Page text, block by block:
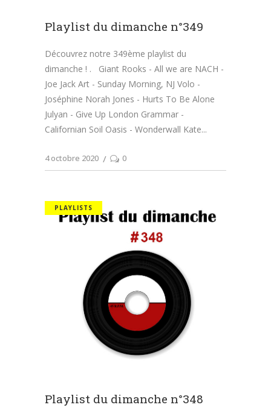
Playlist du dimanche n°349
Découvrez notre 349ème playlist du
dimanche ! . Giant Rooks - All we are NACH -
Joe Jack Art - Sunday Morning, NJ Volo -
Joséphine Norah Jones - Hurts To Be Alone
Julyan - Give Up London Grammar -
Californian Soil Oasis - Wonderwall Kate
4 octobre 2020 0
PLAYLISTS
Playlist du dimanche n°348